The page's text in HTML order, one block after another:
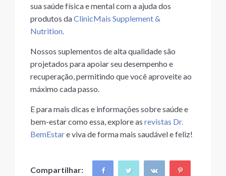
sua saúde física e mental com a ajuda dos
produtos daClinicMais Supplement &
Nutrition.
Nossos suplementos de alta qualidade são
projetados para apoiar seu desempenho e
recuperação, permitindo que você aproveite ao
máximo cada passo.
E para mais dicas e informações sobre saúde e
bem-estar como essa, explore as revistas Dr.
BemEstare viva de forma mais saudável e feliz!
Compartilhar: